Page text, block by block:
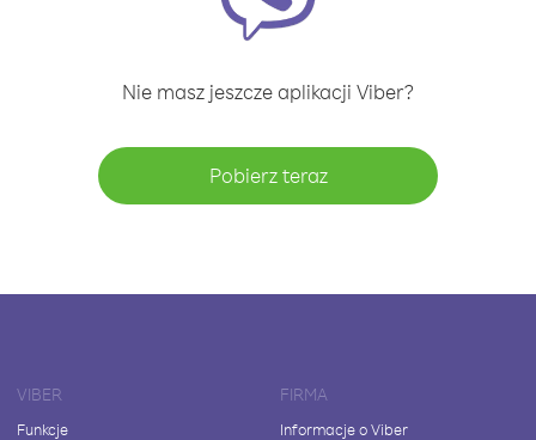
Nie masz jeszcze aplikacji Viber?
Pobierz teraz
VIBER
Funkcje
FIRMA
Informacje o Viber